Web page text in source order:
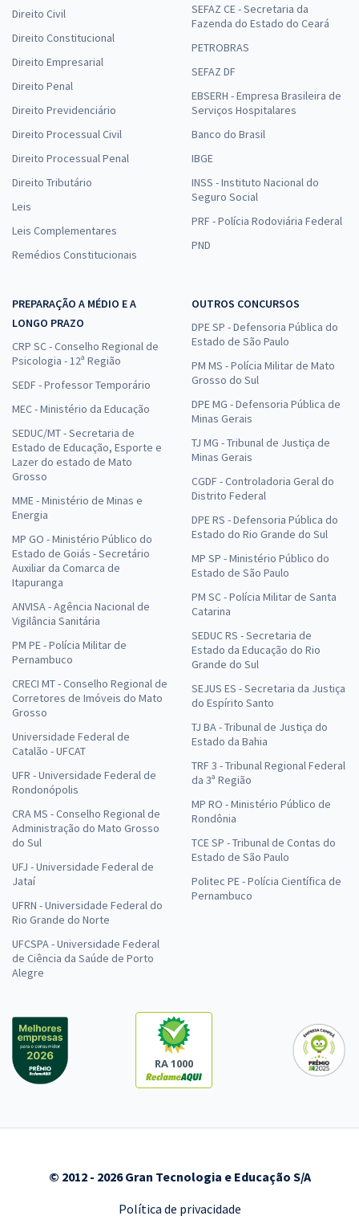
Direito Civil
Direito Constitucional
Direito Empresarial
Direito Penal
Direito Previdenciário
Direito Processual Civil
Direito Processual Penal
Direito Tributário
Leis
Leis Complementares
Remédios Constitucionais
SEFAZ CE - Secretaria da
Fazenda do Estado do Ceará
PETROBRAS
SEFAZ DF
EBSERH - Empresa Brasileira de
Serviços Hospitalares
Banco do Brasil
IBGE
INSS - Instituto Nacional do
Seguro Social
PRF - Polícia Rodoviária Federal
PND
PREPARAÇÃO A MÉDIO E A
LONGO PRAZO
CRP SC - Conselho Regional de
Psicologia - 12ª Região
SEDF - Professor Temporário
MEC - Ministério da Educação
SEDUC/MT - Secretaria de
Estado de Educação, Esporte e
Lazer do estado de Mato
Grosso
MME - Ministério de Minas e
Energia
MP GO - Ministério Público do
Estado de Goiás - Secretário
Auxiliar da Comarca de
Itapuranga
ANVISA - Agência Nacional de
Vigilância Sanitária
PM PE - Polícia Militar de
Pernambuco
CRECI MT - Conselho Regional de
Corretores de Imóveis do Mato
Grosso
Universidade Federal de
Catalão - UFCAT
UFR - Universidade Federal de
Rondonópolis
CRA MS - Conselho Regional de
Administração do Mato Grosso
do Sul
UFJ - Universidade Federal de
Jataí
UFRN - Universidade Federal do
Rio Grande do Norte
UFCSPA - Universidade Federal
de Ciência da Saúde de Porto
Alegre
OUTROS CONCURSOS
DPE SP - Defensoria Pública do
Estado de São Paulo
PM MS - Polícia Militar de Mato
Grosso do Sul
DPE MG - Defensoria Pública de
Minas Gerais
TJ MG - Tribunal de Justiça de
Minas Gerais
CGDF - Controladoria Geral do
Distrito Federal
DPE RS - Defensoria Pública do
Estado do Rio Grande do Sul
MP SP - Ministério Público do
Estado de São Paulo
PM SC - Polícia Militar de Santa
Catarina
SEDUC RS - Secretaria de
Estado da Educação do Rio
Grande do Sul
SEJUS ES - Secretaria da Justiça
do Espírito Santo
TJ BA - Tribunal de Justiça do
Estado da Bahia
TRF 3 - Tribunal Regional Federal
da 3ª Região
MP RO - Ministério Público de
Rondônia
TCE SP - Tribunal de Contas do
Estado de São Paulo
Politec PE - Polícia Científica de
Pernambuco
RA 1000
© 2012 - 2026 Gran Tecnologia e Educação S/A
Política de privacidade